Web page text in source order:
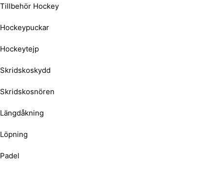
Tillbehör Hockey
Hockeypuckar
Hockeytejp
Skridskoskydd
Skridskosnören
Längdåkning
Löpning
Padel